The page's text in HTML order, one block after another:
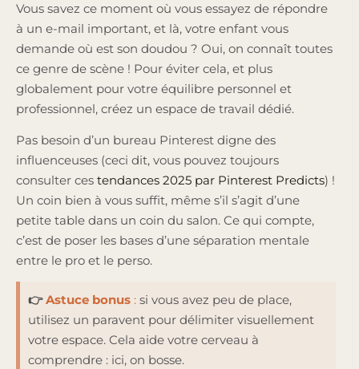
Vous savez ce moment où vous essayez de répondre
à un e-mail important, et là, votre enfant vous
demande où est son doudou ? Oui, on connaît toutes
ce genre de scène ! Pour éviter cela, et plus
globalement pour votre équilibre personnel et
professionnel, créez un espace de travail dédié.
Pas besoin d’un bureau Pinterest digne des
influenceuses (ceci dit, vous pouvez toujours
consulter ces tendances 2025 par Pinterest Predicts) !
Un coin bien à vous suffit, même s’il s’agit d’une
petite table dans un coin du salon. Ce qui compte,
c’est de poser les bases d’une séparation mentale
entre le pro et le perso.
👉Astuce bonus : si vous avez peu de place,
utilisez un paravent pour délimiter visuellement
votre espace. Cela aide votre cerveau à
comprendre : ici, on bosse.